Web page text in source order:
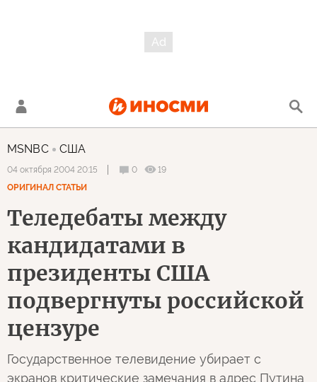
MSNBC США
04 октября 2004 20:15 0
19
ОРИГИНАЛ СТАТЬИ
Теледебаты между
кандидатами в
президенты США
подвергнуты российской
цензуре
Государственное телевидение убирает с
экранов критические замечания в адрес Путина